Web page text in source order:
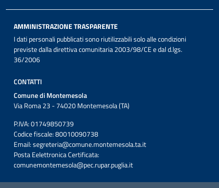
AMMINISTRAZIONE TRASPARENTE
I dati personali pubblicati sono riutilizzabili solo alle condizioni
previste dalla direttiva comunitaria 2003/98/CE e dal d.lgs.
36/2006
CONTATTI
Comune di Montemesola
Via Roma 23 - 74020 Montemesola (TA)
P.IVA: 01749850739
Codice fiscale: 80010090738
Email:segreteria@comune.montemesola.ta.it
Posta Eelettronica Certificata:
comunemontemesola@pec.rupar.puglia.it